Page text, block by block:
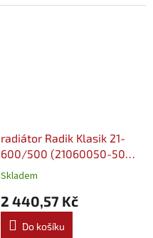
radiátor Radik Klasik 21-
600/500 (21060050-50-
0010)
Skladem
2 440,57 Kč
Do košíku